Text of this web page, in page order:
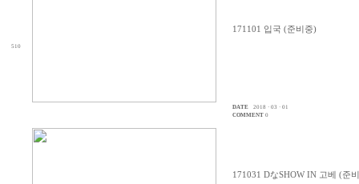
510
171101 입국 (준비중)
DATE
2018 · 03 · 01
COMMENT 0
171031 DなSHOW IN 고베 (준